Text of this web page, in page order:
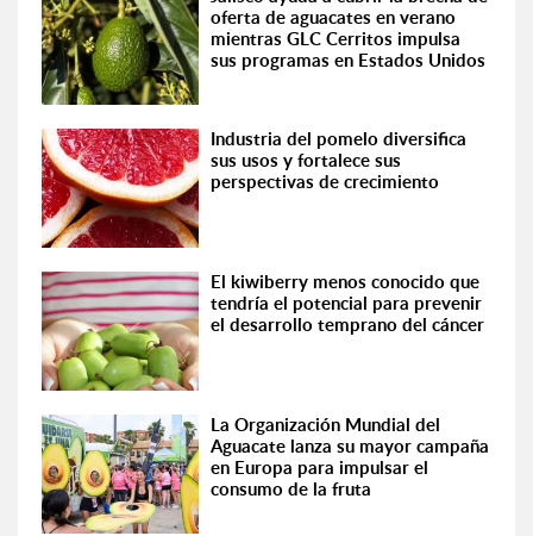
oferta de aguacates en verano
mientras GLC Cerritos impulsa
sus programas en Estados Unidos
Industria del pomelo diversifica
sus usos y fortalece sus
perspectivas de crecimiento
El kiwiberry menos conocido que
tendría el potencial para prevenir
el desarrollo temprano del cáncer
La Organización Mundial del
Aguacate lanza su mayor campaña
en Europa para impulsar el
consumo de la fruta